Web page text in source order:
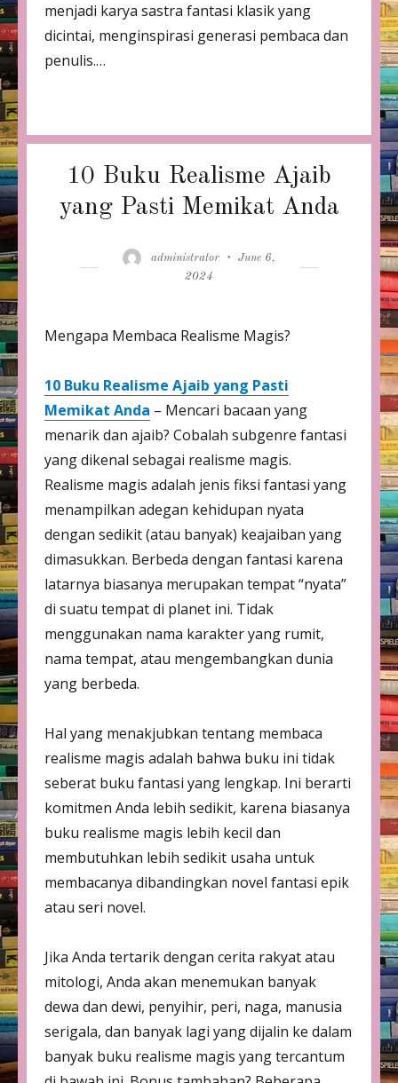
menjadi karya sastra fantasi klasik yang
dicintai, menginspirasi generasi pembaca dan
penulis.…
10 Buku Realisme Ajaib
yang Pasti Memikat Anda
Author
administrator
Posted
June 6,
2024
Mengapa Membaca Realisme Magis?
10 Buku Realisme Ajaib yang Pasti
Memikat Anda – Mencari bacaan yang
menarik dan ajaib? Cobalah subgenre fantasi
yang dikenal sebagai realisme magis.
Realisme magis adalah jenis fiksi fantasi yang
menampilkan adegan kehidupan nyata
dengan sedikit (atau banyak) keajaiban yang
dimasukkan. Berbeda dengan fantasi karena
latarnya biasanya merupakan tempat “nyata”
di suatu tempat di planet ini. Tidak
menggunakan nama karakter yang rumit,
nama tempat, atau mengembangkan dunia
yang berbeda.
Hal yang menakjubkan tentang membaca
realisme magis adalah bahwa buku ini tidak
seberat buku fantasi yang lengkap. Ini berarti
komitmen Anda lebih sedikit, karena biasanya
buku realisme magis lebih kecil dan
membutuhkan lebih sedikit usaha untuk
membacanya dibandingkan novel fantasi epik
atau seri novel.
Jika Anda tertarik dengan cerita rakyat atau
mitologi, Anda akan menemukan banyak
dewa dan dewi, penyihir, peri, naga, manusia
serigala, dan banyak lagi yang dijalin ke dalam
banyak buku realisme magis yang tercantum